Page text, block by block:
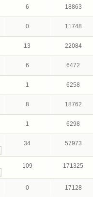
6 18863
0 11748
13 22084
6 6472
1 6258
8 18762
1 6298
34 57973
109 171325
0 17128